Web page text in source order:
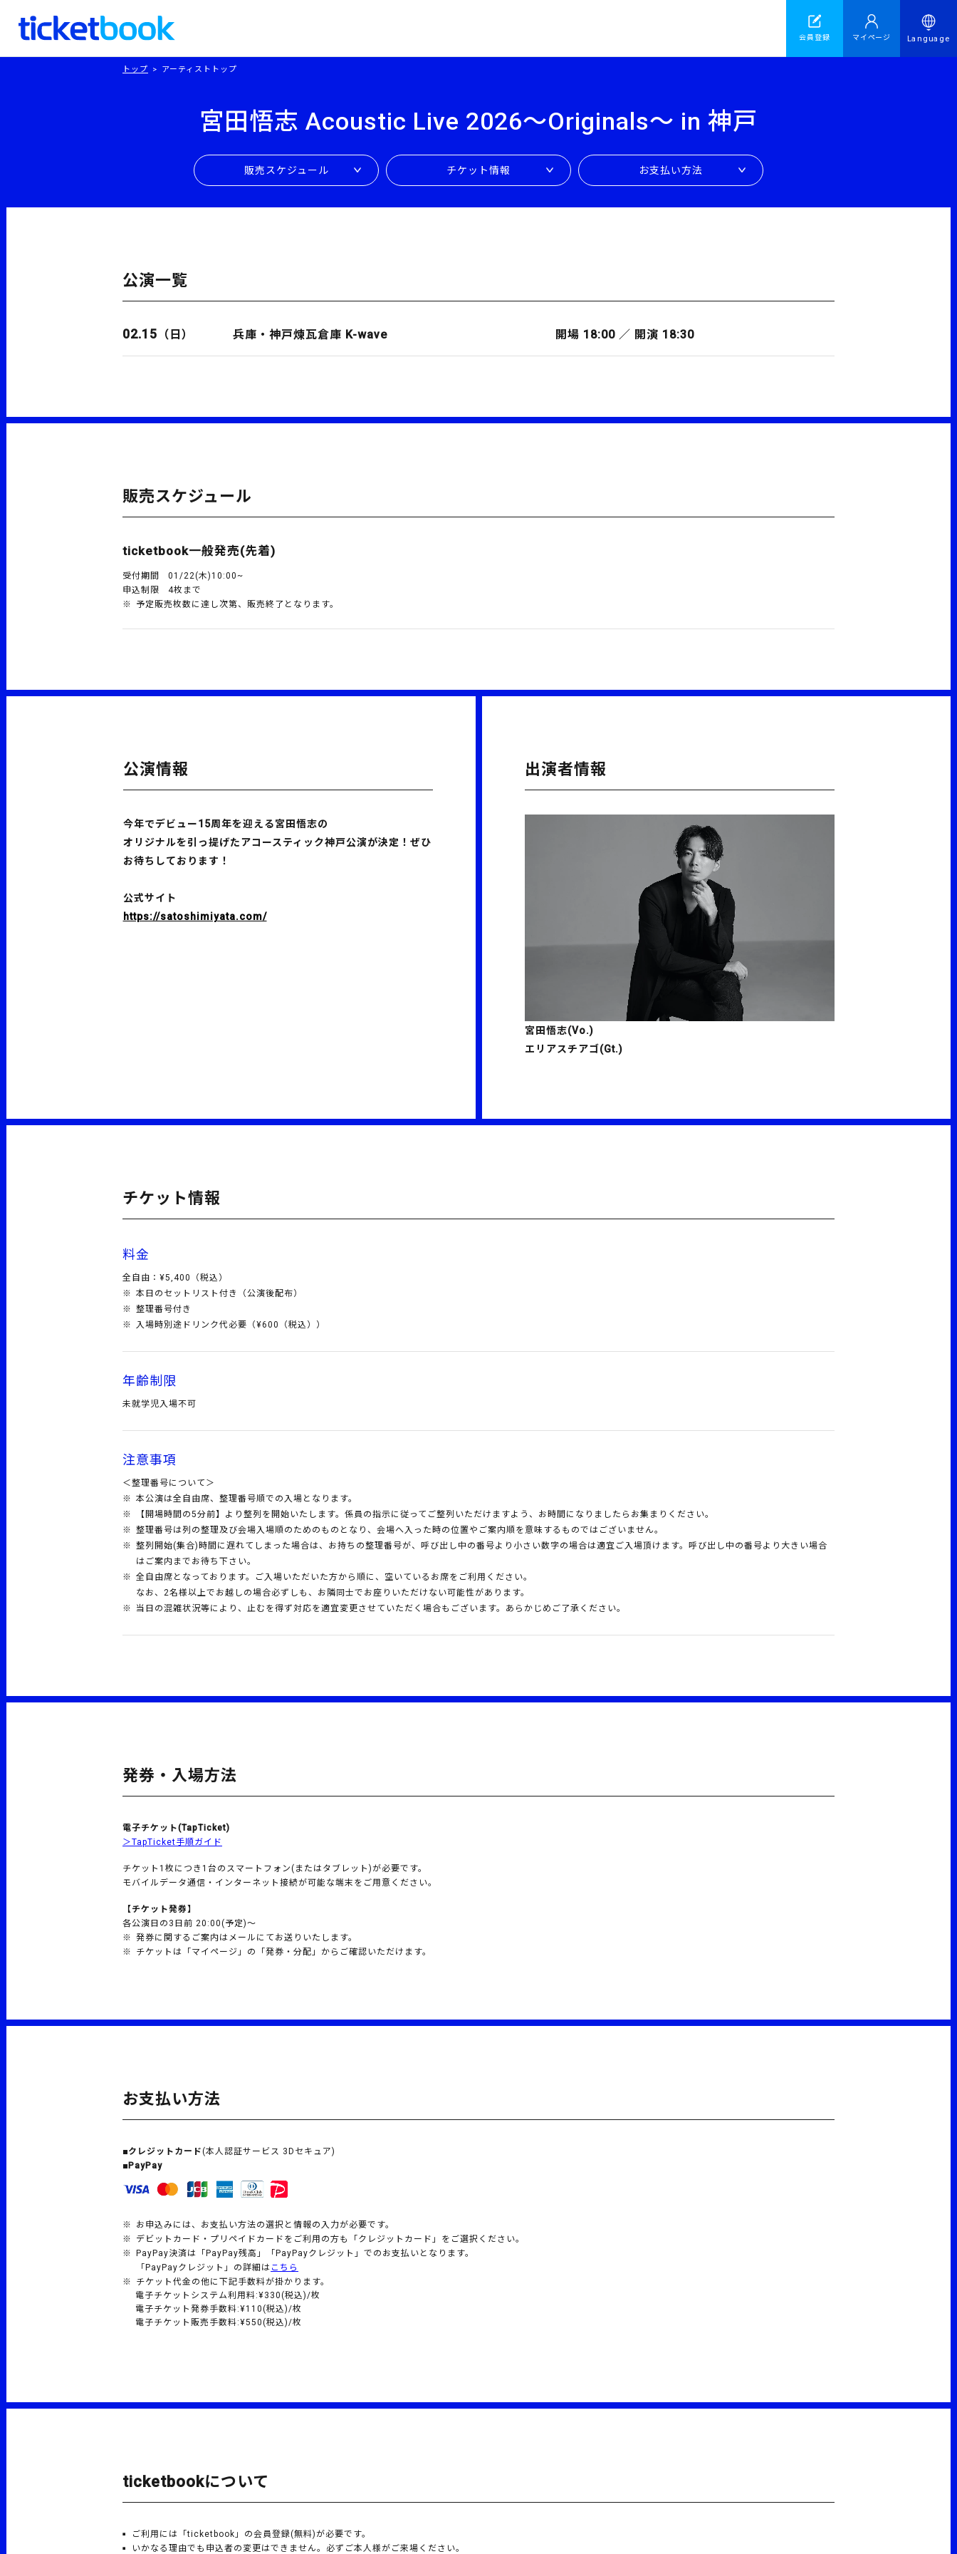
会員登録 マイページ Language
トップ アーティストトップ
宮田悟志 Acoustic Live 2026〜Originals〜 in 神戸
販売 スケジュール チケット情報 お支払い方法
公演一覧
02.15 （日） 兵庫・神戸煉瓦倉庫 K-wave 開場 18:00 ／ 開演 18:30
販売スケジュール
ticketbook一般発売(先着)
受付期間
01/22(木)10:00~
申込制限
4枚まで
予定販売枚数に達し次第、販売終了となります。
公演情報
今年でデビュー15周年を迎える宮田悟志の
オリジナルを引っ提げたアコースティック神戸公演が決定！ぜひ
お待ちしております！
公式サイト
https://satoshimiyata.com/
出演者情報
宮田悟志(Vo.)
エリアスチアゴ(Gt.)
チケット情報
料金
全自由：¥5,400（税込）
本日のセットリスト付き（公演後配布）
整理番号付き
入場時別途ドリンク代必要（¥600（税込））
年齢制限
未就学児入場不可
注意事項
＜整理番号について＞
本公演は全自由席、整理番号順での入場となります。
【開場時間の5分前】より整列を開始いたします。係員の指示に従ってご整列いただけますよう、お時間になりましたらお集まりください。
整理番号は列の整理及び会場入場順のためのものとなり、会場へ入った時の位置やご案内順を意味するものではございません。
整列開始(集合)時間に遅れてしまった場合は、お持ちの整理番号が、呼び出し中の番号より小さい数字の場合は適宜ご入場頂けます。呼び出し中の番号より大きい場合
はご案内までお待ち下さい。
全自由席となっております。ご入場いただいた方から順に、空いているお席をご利用ください。
なお、2名様以上でお越しの場合必ずしも、お隣同士でお座りいただけない可能性があります。
当日の混雑状況等により、止むを得ず対応を適宜変更させていただく場合もございます。あらかじめご了承ください。
発券・入場方法
電子チケット(TapTicket)
＞TapTicket手順ガイド
チケット1枚につき1台のスマートフォン(またはタブレット)が必要です。
モバイルデータ通信・インターネット接続が可能な端末をご用意ください。
【チケット発券】
各公演日の3日前 20:00(予定)～
発券に関するご案内はメールにてお送りいたします。
チケットは「マイページ」の「発券・分配」からご確認いただけます。
お支払い方法
■クレジットカード(本人認証サービス 3Dセキュア)
■PayPay
お申込みには、お支払い方法の選択と情報の入力が必要です。
デビットカード・プリペイドカードをご利用の方も「クレジットカード」をご選択ください。
PayPay決済は「PayPay残高」「PayPayクレジット」でのお支払いとなります。
「PayPayクレジット」の詳細は こちら
チケット代金の他に下記手数料が掛かります。
電子チケットシステム利用料:¥330(税込)/枚
電子チケット発券手数料:¥110(税込)/枚
電子チケット販売手数料:¥550(税込)/枚
ticketbookについて
ご利用には「ticketbook」の会員登録(無料)が必要です。
いかなる理由でも申込者の変更はできません。必ずご本人様がご来場ください。